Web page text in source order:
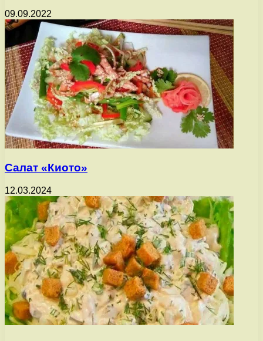
09.09.2022
Салат «Киото»
12.03.2024